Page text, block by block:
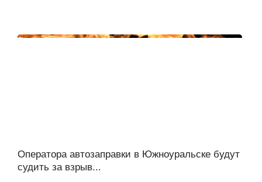
Оператора автозаправки в Южноуральске будут
судить за взрыв...